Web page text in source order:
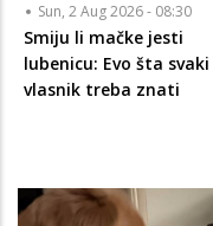
Sun, 2 Aug 2026 - 08:30
Smiju li mačke jesti
lubenicu: Evo šta svaki
vlasnik treba znati